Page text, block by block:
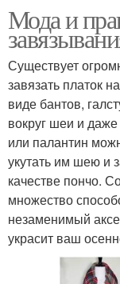
Мода и
Существует
завязать платок
виде бантов,
вокруг шеи и
или палантин
укутать им шею и
качестве пончо.
множество
незаменимый
украсит ваш